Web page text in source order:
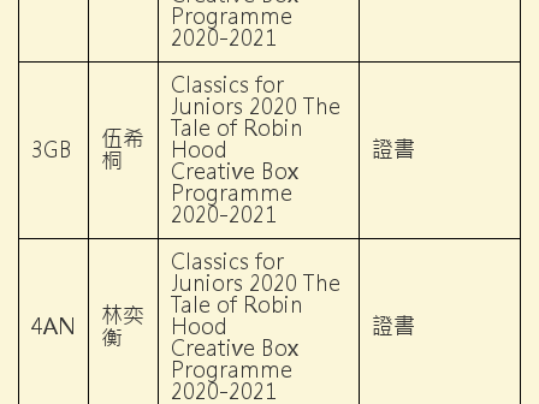
Programme
2020-2021
3GB 伍希
桐
Classics for
Juniors 2020 The
Tale of Robin
Hood
Creative Box
Programme
2020-2021
證書
4AN 林奕
衡
Classics for
Juniors 2020 The
Tale of Robin
Hood
Creative Box
Programme
2020-2021
證書